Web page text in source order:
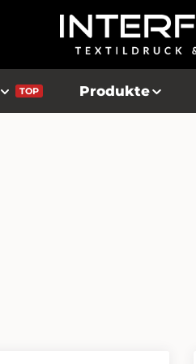
TOP Produkte